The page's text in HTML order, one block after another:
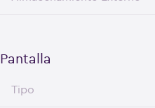
Pantalla
Tipo